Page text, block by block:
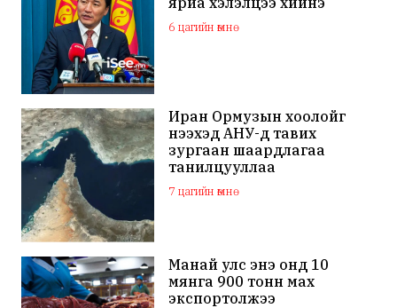
6 цагийн өмнө
Иран Ормузын хоолойг
нээхэд АНУ-д тавих
зургаан шаардлагаа
танилцууллаа
7 цагийн өмнө
Манай улс энэ онд 10
мянга 900 тонн мах
экспортолжээ